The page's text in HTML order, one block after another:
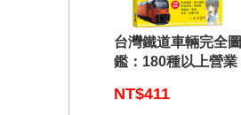
台灣鐵道車輛完全圖
鑑：180種以上營業
NT$411